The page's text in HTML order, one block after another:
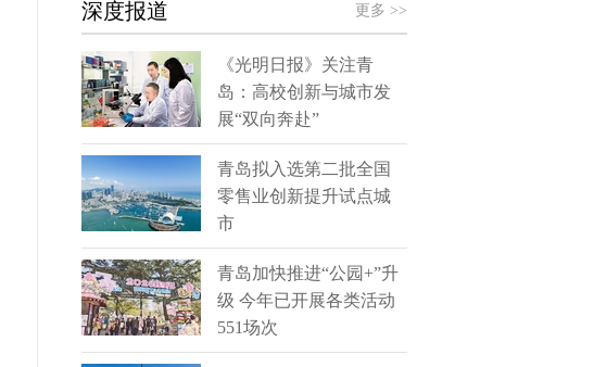
深度报道 更多 >>
《光明日报》关注青
岛：高校创新与城市发
展“双向奔赴”
青岛拟入选第二批全国
零售业创新提升试点城
市
青岛加快推进“公园+”升
级 今年已开展各类活动
551场次